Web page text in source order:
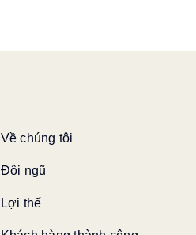
Về chúng tôi
Đội ngũ
Lợi thế